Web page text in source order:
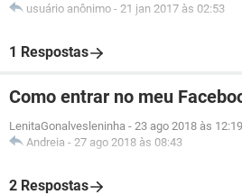
usuário anônimo - 21 jan 2017 às 02:53
1 Respostas
Como entrar no meu
LenitaGonalvesleninha - 23 ago 2018 às 12:19
Andreia - 27 ago 2018 às 08:43
2 Respostas